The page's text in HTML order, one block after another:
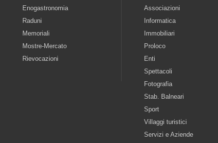
Enogastronomia
Raduni
Memoriali
Mostre-Mercato
Rievocazioni
Associazioni
Informatica
Immobiliari
Proloco
Enti
Spettacoli
Fotografia
Stab. Balneari
Sport
Villaggi turistici
Servizi e Aziende